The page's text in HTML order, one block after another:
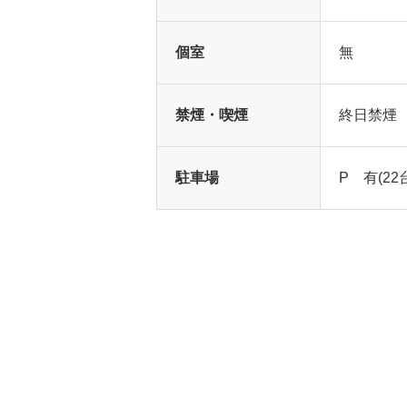
個室 無
禁煙・喫煙 終日禁煙
駐車場 P 有(22